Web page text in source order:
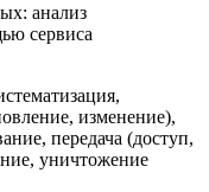
анализ
сервиса
изменение),
передача (доступ,
уничтожение